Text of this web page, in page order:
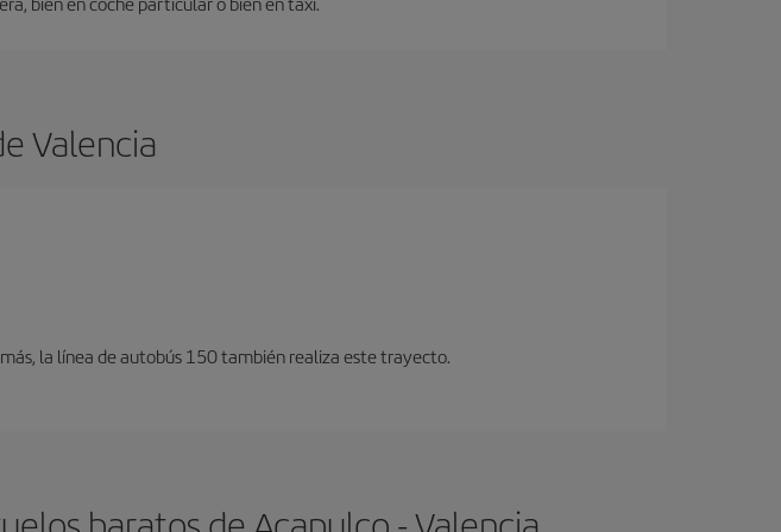
Valencia
la línea de autobús 150 también realiza este trayecto.